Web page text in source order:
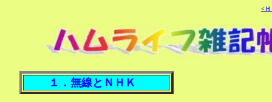
<Ｈ
１．無線とＮＨＫ